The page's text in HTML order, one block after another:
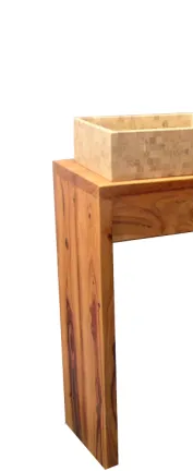
Barras
Mesadas
Muebles
Muebles de
Escaleras y
Aberturas
Accesorios
DURMIENTES
Durmientes
JARDIN
Huerta
Muebles de
Frentes de
Portones y
MUEBLES